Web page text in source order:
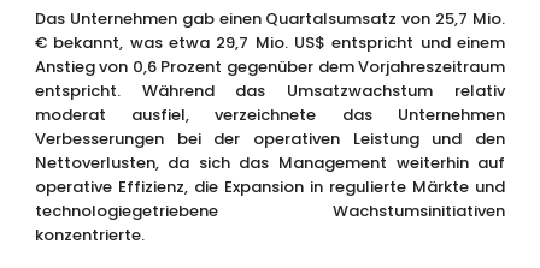
Das Unternehmen gab einen Quartalsumsatz von 25,7 Mio.
€ bekannt, was etwa 29,7 Mio. US$ entspricht und einem
Anstieg von 0,6 Prozent gegenüber dem Vorjahreszeitraum
entspricht. Während das Umsatzwachstum relativ
moderat ausfiel, verzeichnete das Unternehmen
Verbesserungen bei der operativen Leistung und den
Nettoverlusten, da sich das Management weiterhin auf
operative Effizienz, die Expansion in regulierte Märkte und
technologiegetriebene Wachstumsinitiativen
konzentrierte.